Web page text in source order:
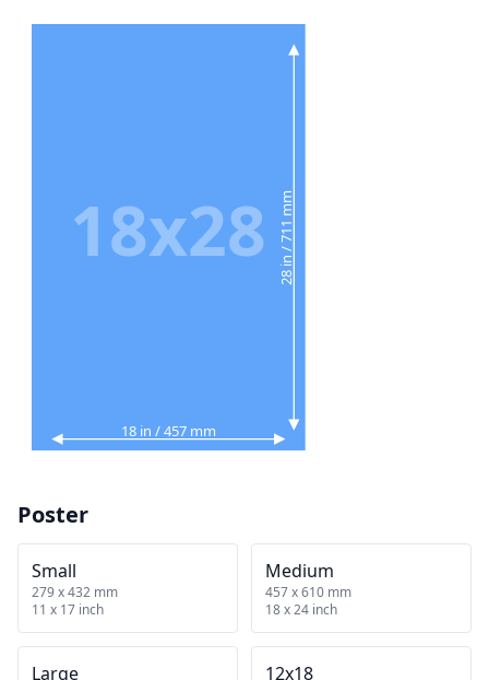
18 in / 457 mm
28 in / 711 mm
18x28
Poster
Small
279 x 432 mm
11 x 17 inch
Medium
457 x 610 mm
18 x 24 inch
Large 12x18